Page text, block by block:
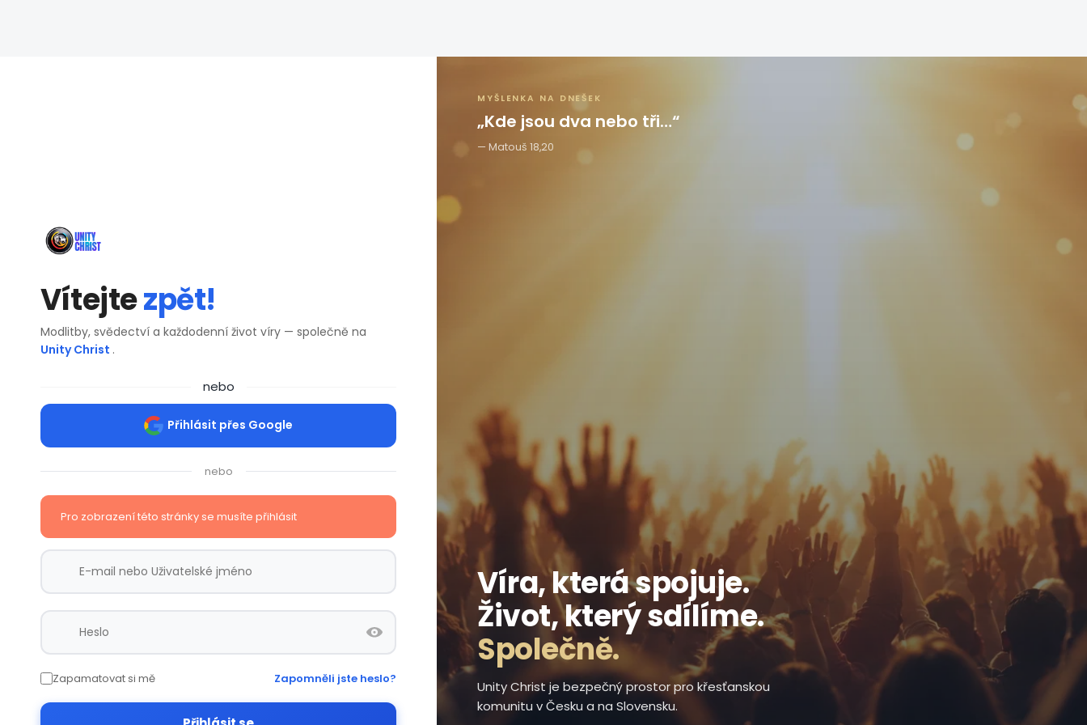
Vítejtezpět!
Modlitby, svědectví a každodenní život víry — společně na
Unity Christ .
nebo
Přihlásit přes Google
nebo
Pro zobrazení této stránky se musíte přihlásit
Zapamatovat si mě Zapomněli jste heslo?
Víra, která spojuje.
Život, který sdílíme.
Společně.
Unity Christ je bezpečný prostor pro křesťanskou
komunitu v Česku a na Slovensku.
MYŠLENKA NA DNEŠEK
„Kde jsou dva nebo tři…“
Matouš 18,20